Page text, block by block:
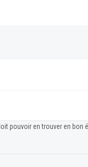
pouvoir en trouver en bon